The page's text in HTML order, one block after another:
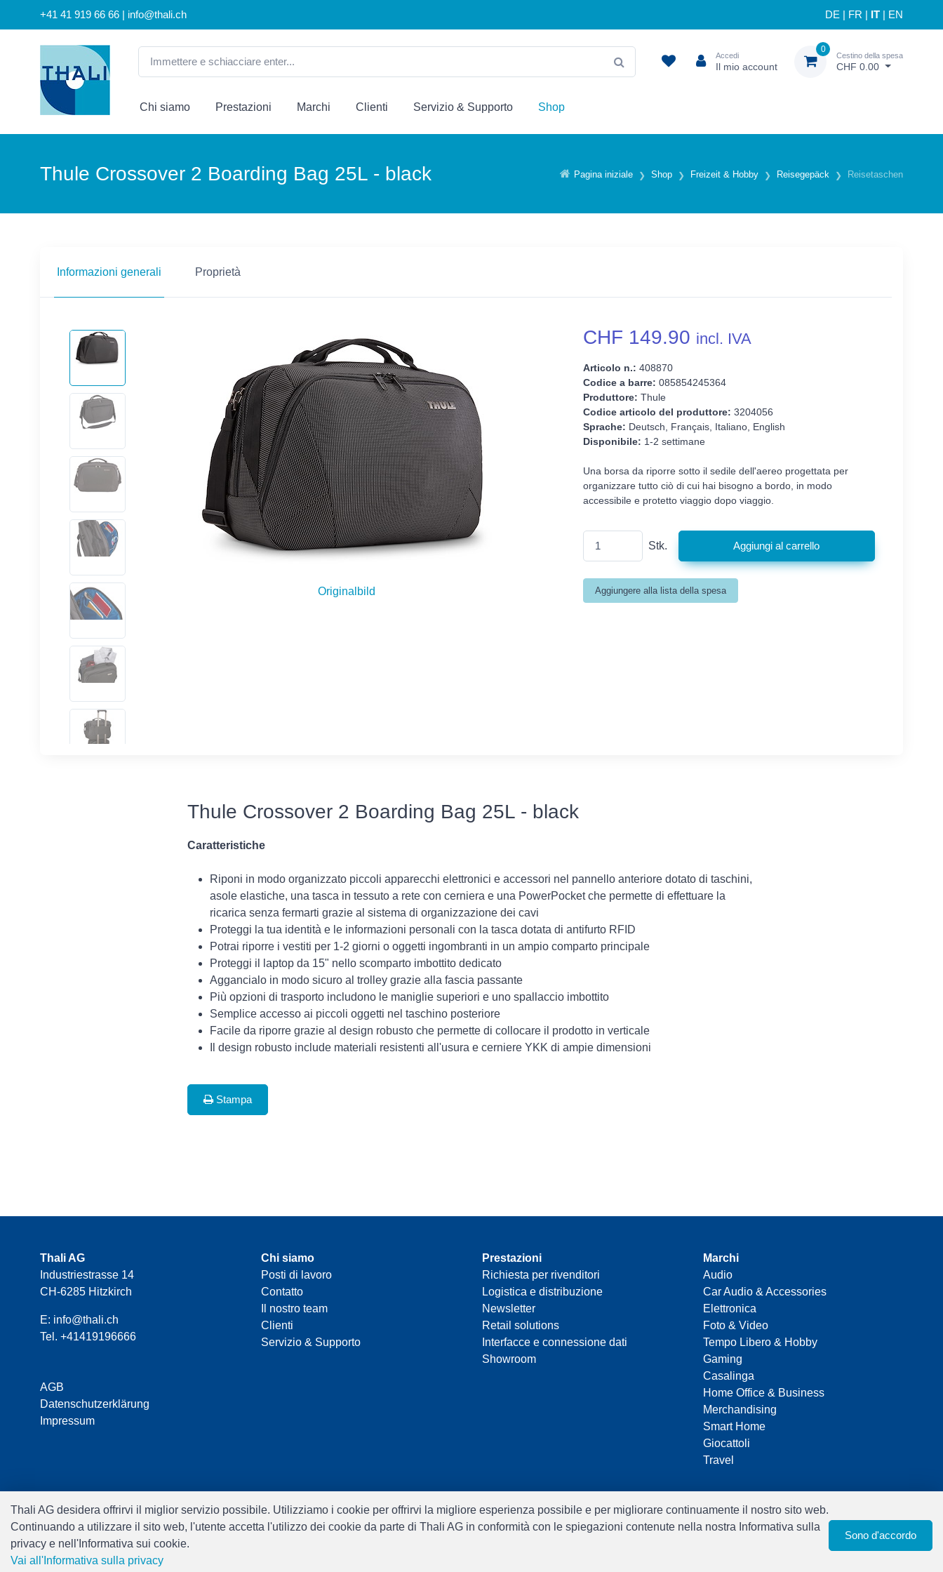
+41 41 919 66 66 | info@thali.ch DE FR IT EN
Accedi
Il mio account
0
Cestino della spesa
CHF 0.00
Chi siamo Prestazioni Marchi Clienti Servizio & Supporto Shop
Pagina iniziale Shop Freizeit & Hobby Reisegepäck Reisetaschen
Thule Crossover 2 Boarding Bag 25L - black
Informazioni generali Proprietà
Originalbild
CHF 149.90 incl. IVA
Articolo n.: 408870
Codice a barre: 085854245364
Produttore: Thule
Codice articolo del produttore: 3204056
Sprache: Deutsch, Français, Italiano, English
Disponibile: 1-2 settimane
Una borsa da riporre sotto il sedile dell'aereo progettata per
organizzare tutto ciò di cui hai bisogno a bordo, in modo
accessibile e protetto viaggio dopo viaggio.
Stk.
Thule Crossover 2 Boarding Bag 25L - black
Caratteristiche
Riponi in modo organizzato piccoli apparecchi elettronici e accessori nel pannello anteriore dotato di taschini,
asole elastiche, una tasca in tessuto a rete con cerniera e una PowerPocket che permette di effettuare la
ricarica senza fermarti grazie al sistema di organizzazione dei cavi
Proteggi la tua identità e le informazioni personali con la tasca dotata di antifurto RFID
Potrai riporre i vestiti per 1-2 giorni o oggetti ingombranti in un ampio comparto principale
Proteggi il laptop da 15" nello scomparto imbottito dedicato
Aggancialo in modo sicuro al trolley grazie alla fascia passante
Più opzioni di trasporto includono le maniglie superiori e uno spallaccio imbottito
Semplice accesso ai piccoli oggetti nel taschino posteriore
Facile da riporre grazie al design robusto che permette di collocare il prodotto in verticale
Il design robusto include materiali resistenti all'usura e cerniere YKK di ampie dimensioni
Stampa
Thali AG
Industriestrasse 14
CH-6285 Hitzkirch
E: info@thali.ch
Tel. +41419196666
AGB
Datenschutzerklärung
Impressum
Chi siamo
Posti di lavoro
Contatto
Il nostro team
Clienti
Servizio & Supporto
Prestazioni
Richiesta per rivenditori
Logistica e distribuzione
Newsletter
Retail solutions
Interfacce e connessione dati
Showroom
Marchi
Audio
Car Audio & Accessories
Elettronica
Foto & Video
Tempo Libero & Hobby
Gaming
Casalinga
Home Office & Business
Merchandising
Smart Home
Giocattoli
Travel
Thali AG desidera offrirvi il miglior servizio possibile. Utilizziamo i cookie per offrirvi la migliore esperienza possibile e per migliorare continuamente il nostro sito web.
Continuando a utilizzare il sito web, l'utente accetta l'utilizzo dei cookie da parte di Thali AG in conformità con le spiegazioni contenute nella nostra Informativa sulla
privacy e nell'Informativa sui cookie.
Vai all'Informativa sulla privacy
Sono d'accordo